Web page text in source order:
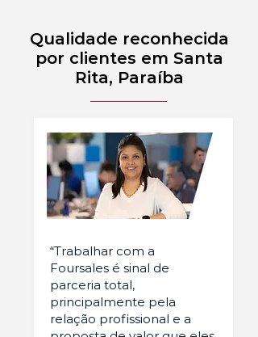
Qualidade reconhecida
por clientes em Santa
Rita, Paraíba
“Trabalhar com a
Foursales é sinal de
parceria total,
principalmente pela
relação profissional e a